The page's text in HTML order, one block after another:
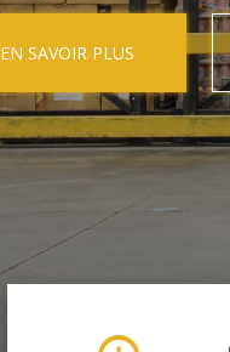
EN SAVOIR PLUS